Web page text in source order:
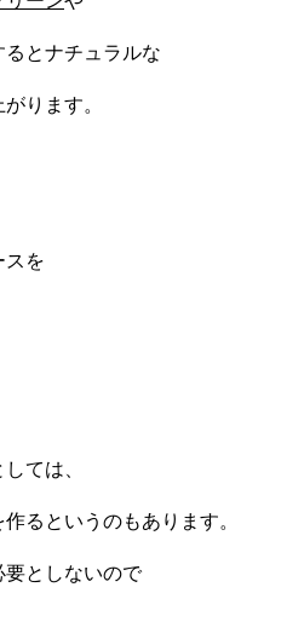
るとナチュラルな
ります。
スを
ては、
るというのもあります。
要としないので